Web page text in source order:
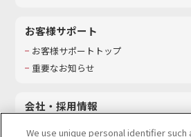
お客様サポート
お客様サポートトップ
重要なお知らせ
会社・採用情報
We use unique personal identifier such